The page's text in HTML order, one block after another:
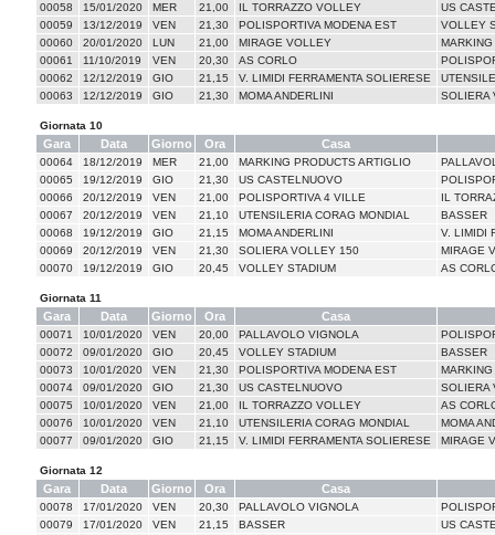
00058
15/01/2020 MER 21,00 IL TORRAZZO VOLLEY
US
00059
13/12/2019 VEN 21,30 POLISPORTIVA MODENA EST
VOLLEY
00060
20/01/2020 LUN 21,00 MIRAGE VOLLEY
00061
11/10/2019 VEN 20,30 AS CORLO
00062
12/12/2019 GIO 21,15 V. LIMIDI FERRAMENTA SOLIERESE
00063
12/12/2019 GIO 21,30 MOMA ANDERLINI SOLIERA
Giornata 10
Gara Data Giorno Ora Casa
00064 18/12/2019 MER 21,00 MARKING PRODUCTS ARTIGLIO
00065
19/12/2019 GIO 21,30 US CASTELNUOVO
00066
20/12/2019 VEN 21,00 POLISPORTIVA 4 VILLE
IL
00067
20/12/2019 VEN 21,10 UTENSILERIA CORAG MONDIAL
BASSER
00068
19/12/2019 GIO 21,15 MOMA ANDERLINI
V. LIMIDI
00069
20/12/2019 VEN 21,30 SOLIERA VOLLEY 150
MIRAGE
00070
19/12/2019 GIO 20,45 VOLLEY STADIUM AS
Giornata 11
Gara Data Giorno Ora Casa
00071 10/01/2020 VEN 20,00 PALLAVOLO VIGNOLA
00072
09/01/2020 GIO 20,45 VOLLEY STADIUM
BASSER
00073
10/01/2020 VEN 21,30 POLISPORTIVA MODENA EST
00074
09/01/2020 GIO 21,30 US CASTELNUOVO
SOLIERA
00075
10/01/2020 VEN 21,00 IL TORRAZZO VOLLEY
AS
00076
10/01/2020 VEN 21,10 UTENSILERIA CORAG MONDIAL
MOMA
00077
09/01/2020 GIO 21,15 V. LIMIDI FERRAMENTA SOLIERESE MIRAGE
Giornata 12
Gara Data Giorno Ora Casa
00078 17/01/2020 VEN 20,30 PALLAVOLO VIGNOLA
00079
17/01/2020 VEN 21,15 BASSER
US